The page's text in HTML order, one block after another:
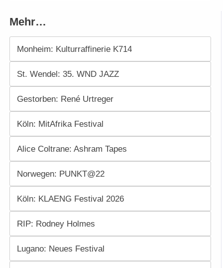
Mehr…
Monheim: Kulturraffinerie K714
St. Wendel: 35. WND JAZZ
Gestorben: René Urtreger
Köln: MitAfrika Festival
Alice Coltrane: Ashram Tapes
Norwegen: PUNKT@22
Köln: KLAENG Festival 2026
RIP: Rodney Holmes
Lugano: Neues Festival